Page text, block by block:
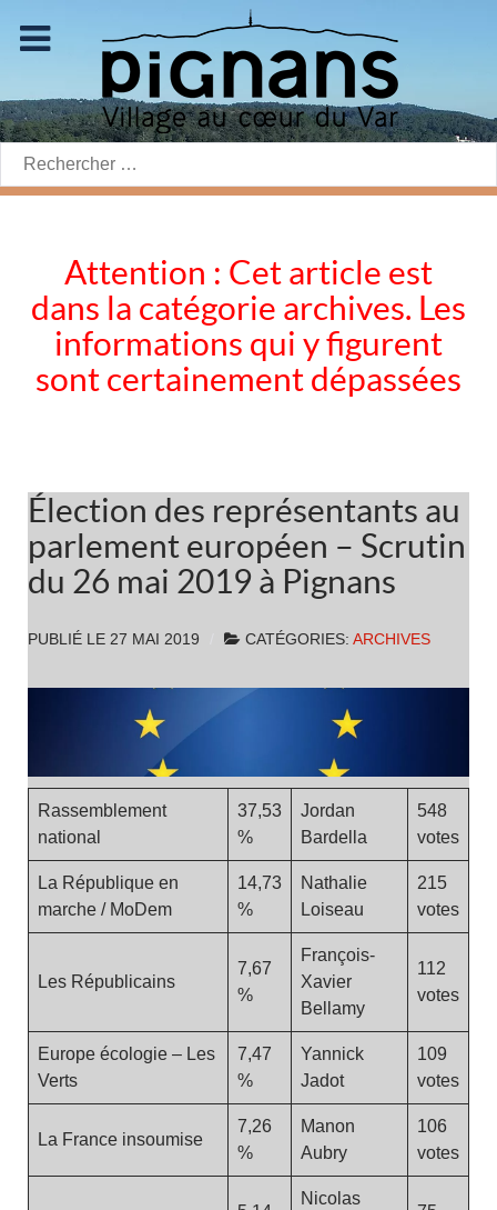
Rechercher:
Attention : Cet article est
dans la catégorie archives. Les
informations qui y figurent
sont certainement dépassées
Élection des représentants au
parlement européen – Scrutin
du 26 mai 2019 à Pignans
PUBLIÉ LE 27 MAI 2019 CATÉGORIES: ARCHIVES
Rassemblement
national
37,53
%
Jordan
Bardella
548
votes
La République en
marche / MoDem
14,73
%
Nathalie
Loiseau
215
votes
Les Républicains
7,67
%
François-
Xavier
Bellamy
112
votes
Europe écologie – Les
Verts
7,47
%
Yannick
Jadot
109
votes
La France insoumise
7,26
%
Manon
Aubry
106
votes
Nicolas